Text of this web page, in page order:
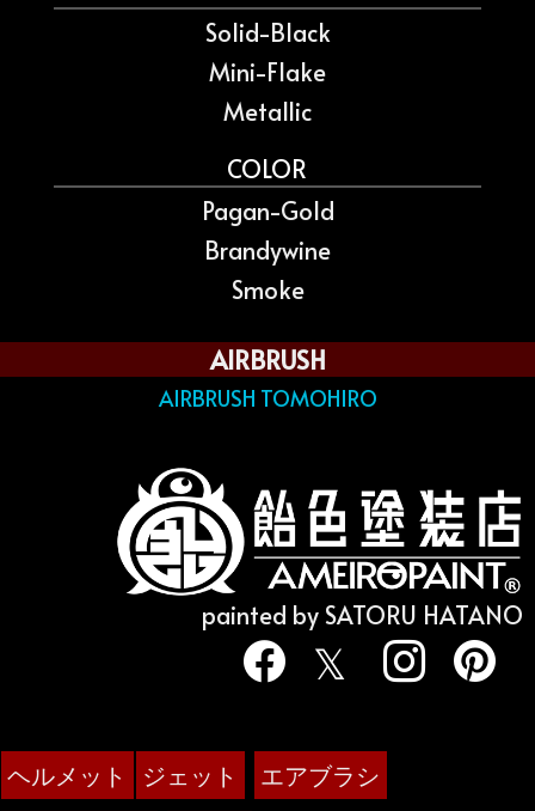
Solid-Black
Mini-Flake
Metallic
COLOR
Pagan-Gold
Brandywine
Smoke
AIRBRUSH
AIRBRUSH TOMOHIRO
painted by SATORU HATANO
ヘルメット ジェット
エアブラシ